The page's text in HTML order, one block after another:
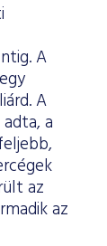
A
A
a
az
az